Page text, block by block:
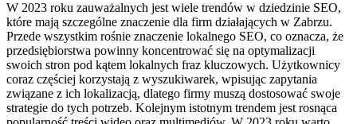
W 2023 roku zauważalnych jest wiele trendów w dziedzinie SEO,
które mają szczególne znaczenie dla firm działających w Zabrzu.
Przede wszystkim rośnie znaczenie lokalnego SEO, co oznacza, że
przedsiębiorstwa powinny koncentrować się na optymalizacji
swoich stron pod kątem lokalnych fraz kluczowych. Użytkownicy
coraz częściej korzystają z wyszukiwarek, wpisując zapytania
związane z ich lokalizacją, dlatego firmy muszą dostosować swoje
strategie do tych potrzeb. Kolejnym istotnym trendem jest rosnąca